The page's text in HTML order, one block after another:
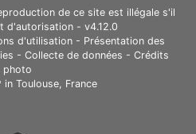
de ce site est illégale s'il
d'autorisation - v4.12.0
d'utilisation- Présentation des
- Collecte de données - Crédits
photo
in Toulouse, France